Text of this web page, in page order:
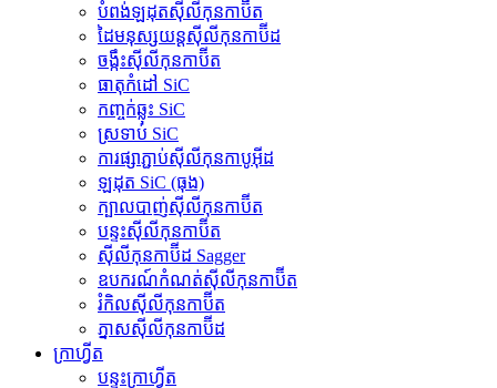
បំពង់ឡដុតស៊ីលីកុនកាប៊ីត
ដៃមនុស្សយន្តស៊ីលីកុនកាប៊ីដ
ចង្កឹះស៊ីលីកុនកាប៊ីត
ធាតុកំដៅ SiC
កញ្ចក់ឆ្លុះ SiC
ស្រទាប់ SiC
ការផ្សាភ្ជាប់ស៊ីលីកុនកាបូអ៊ីដ
ឡដុត SiC (ធុង)
ក្បាលបាញ់ស៊ីលីកុនកាប៊ីត
បន្ទះស៊ីលីកុនកាប៊ីត
ស៊ីលីកុនកាប៊ីដ Sagger
ឧបករណ៍កំណត់ស៊ីលីកុនកាប៊ីត
រំកិលស៊ីលីកុនកាប៊ីត
ភ្នាសស៊ីលីកុនកាប៊ីដ
ក្រាហ្វីត
បន្ទះក្រាហ្វីត